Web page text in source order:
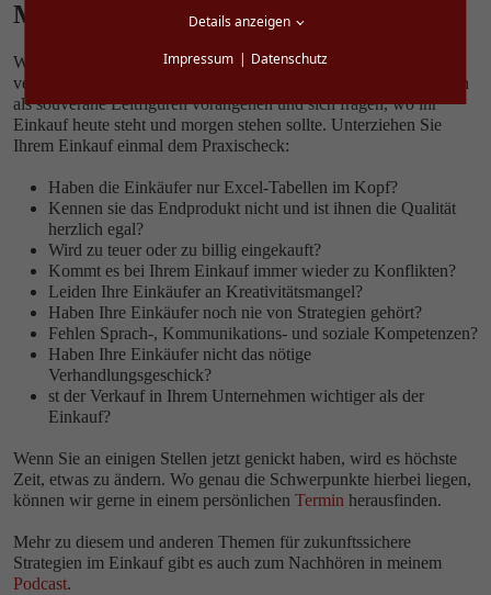
Machen Sie den Praxischeck
Wie so oft sind primär die Führungskräfte im Einkauf dafür
verantwortlich, die Aufholjagd erfolgreich zu gestalten. Sie sollten
als souveräne Leitfiguren vorangehen und sich fragen, wo ihr
Einkauf heute steht und morgen stehen sollte. Unterziehen Sie
Ihrem Einkauf einmal dem Praxischeck:
Haben die Einkäufer nur Excel-Tabellen im Kopf?
Kennen sie das Endprodukt nicht und ist ihnen die Qualität
herzlich egal?
Wird zu teuer oder zu billig eingekauft?
Kommt es bei Ihrem Einkauf immer wieder zu Konflikten?
Leiden Ihre Einkäufer an Kreativitätsmangel?
Haben Ihre Einkäufer noch nie von Strategien gehört?
Fehlen Sprach-, Kommunikations- und soziale Kompetenzen?
Haben Ihre Einkäufer nicht das nötige
Verhandlungsgeschick?
st der Verkauf in Ihrem Unternehmen wichtiger als der
Einkauf?
Wenn Sie an einigen Stellen jetzt genickt haben, wird es höchste
Zeit, etwas zu ändern. Wo genau die Schwerpunkte hierbei liegen,
können wir gerne in einem persönlichen Termin herausfinden.
Mehr zu diesem und anderen Themen für zukunftssichere
Strategien im Einkauf gibt es auch zum Nachhören in meinem
Podcast.
Details anzeigen
Impressum
Datenschutz